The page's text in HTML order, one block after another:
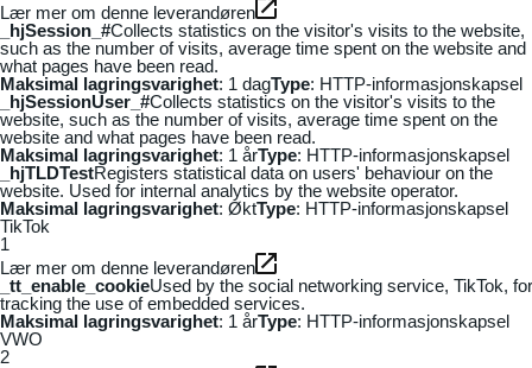
Lær mer om denne leverandøren
_hjSession_#Collects statistics on the visitor's visits to the website,
such as the number of visits, average time spent on the website and
what pages have been read.
Maksimal lagringsvarighet: 1 dagType: HTTP-informasjonskapsel
_hjSessionUser_#Collects statistics on the visitor's visits to the
website, such as the number of visits, average time spent on the
website and what pages have been read.
Maksimal lagringsvarighet: 1 årType: HTTP-informasjonskapsel
_hjTLDTestRegisters statistical data on users' behaviour on the
website. Used for internal analytics by the website operator.
Maksimal lagringsvarighet: ØktType: HTTP-informasjonskapsel
TikTok
1
Lær mer om denne leverandøren
_tt_enable_cookieUsed by the social networking service, TikTok, for
tracking the use of embedded services.
Maksimal lagringsvarighet: 1 årType: HTTP-informasjonskapsel
VWO
2